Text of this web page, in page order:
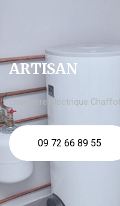
ARTISAN
chaudière électrique
09 72 66 89 55